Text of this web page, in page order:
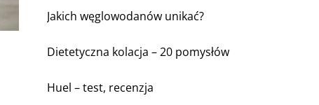
Jakich węglowodanów unikać?
Dietetyczna kolacja – 20 pomysłów
Huel – test, recenzja